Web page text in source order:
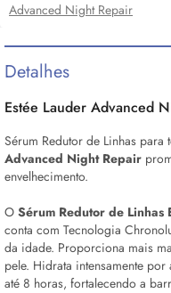
Advanced Night Repair
Detalhes
Estée Lauder Advanced
Sérum Redutor de Linhas
Advanced Night Repair
envelhecimento.
O Sérum Redutor de Linhas
conta com Tecnologia
da idade. Proporciona mais
pele. Hidrata intensamente
até 8 horas, fortalecendo a